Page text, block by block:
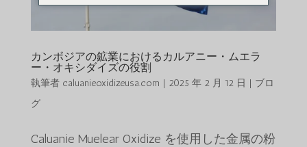
カンボジアの鉱業におけるカルアニー・ムエラ
ー・オキシダイズの役割
執筆者 caluanieoxidizeusa.com | 2025 年 2 月 12 日 | ブロ
グ
Caluanie Muelear Oxidize を使用した金属の粉